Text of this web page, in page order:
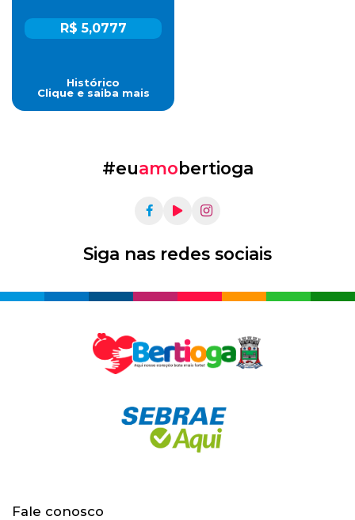
R$ 5,0777
Histórico
Clique e saiba mais
#euamobertioga
Siga nas redes sociais
Fale conosco